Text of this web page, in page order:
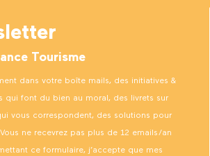
Tourisme
dans votre boîte mails, des initiatives &
qui font du bien au moral, des livrets sur
vous correspondent, des solutions pour
ne recevrez pas plus de 12 emails/an
ce formulaire, j’accepte que mes